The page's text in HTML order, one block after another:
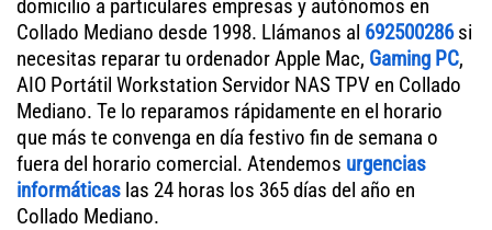
domicilio a particulares empresas y autónomos en
Collado Mediano desde 1998. Llámanos al 692500286si
necesitas reparar tu ordenador Apple Mac, Gaming PC,
AIO Portátil Workstation Servidor NAS TPV en Collado
Mediano. Te lo reparamos rápidamente en el horario
que más te convenga en día festivo fin de semana o
fuera del horario comercial. Atendemos urgencias
informáticas las 24 horas los 365 días del año en
Collado Mediano.